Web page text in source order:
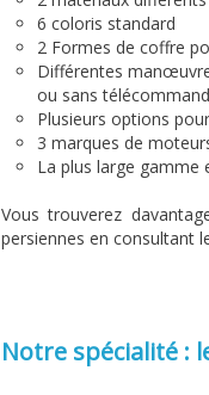
6 coloris standard
2 Formes de coffre
Différentes
ou sans
Plusieurs options
3 marques de
La plus large gamme
Vous trouverez
persiennes en consultant
Notre spécialité :